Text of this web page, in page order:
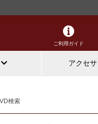
ご利用ガイド
アクセ
検索